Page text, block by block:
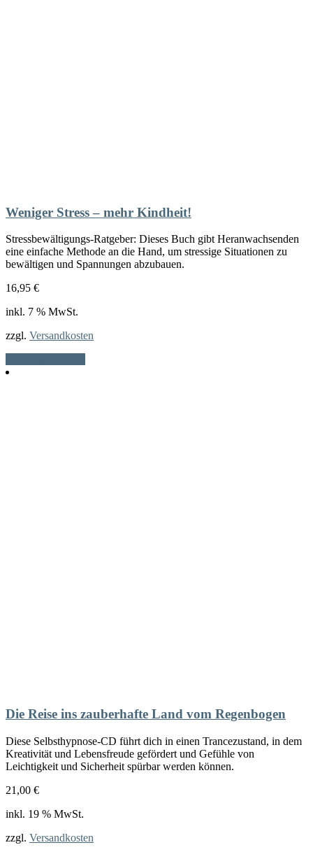
Weniger Stress – mehr Kindheit!
Stressbewältigungs-Ratgeber: Dieses Buch gibt Heranwachsenden
eine einfache Methode an die Hand, um stressige Situationen zu
bewältigen und Spannungen abzubauen.
16,95 €
inkl. 7 % MwSt.
zzgl. Versandkosten
Die Reise ins zauberhafte Land vom Regenbogen
Diese Selbsthypnose-CD führt dich in einen Trancezustand, in dem
Kreativität und Lebensfreude gefördert und Gefühle von
Leichtigkeit und Sicherheit spürbar werden können.
21,00 €
inkl. 19 % MwSt.
zzgl. Versandkosten